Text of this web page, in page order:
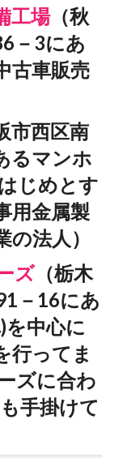
工場（秋
－3にあ
古車販売
市西区南
るマンホ
じめとす
用金属製
法人）
ズ（栃木
－16にあ
を中心に
行ってま
ズに合わ
手掛けて